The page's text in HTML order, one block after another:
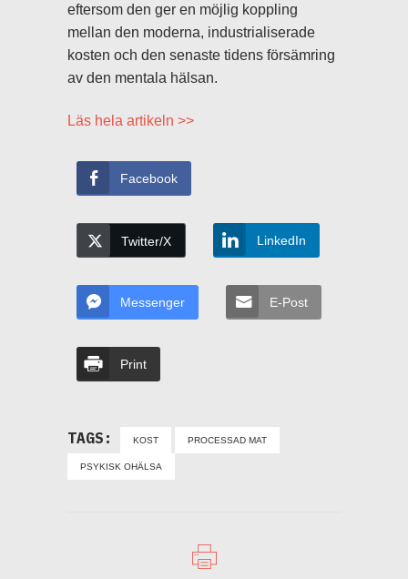
eftersom den ger en möjlig koppling
mellan den moderna, industrialiserade
kosten och den senaste tidens försämring
av den mentala hälsan.
Läs hela artikeln >>
Facebook
Twitter/X LinkedIn
Messenger E-Post
Print
TAGS: KOST PROCESSAD MAT
PSYKISK OHÄLSA